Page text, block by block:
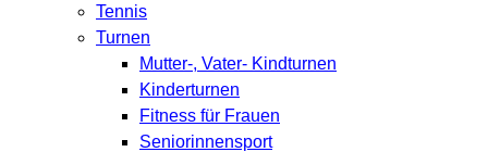
Tennis
Turnen
Mutter-, Vater- Kindturnen
Kinderturnen
Fitness für Frauen
Seniorinnensport